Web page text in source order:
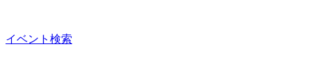
イベント検索